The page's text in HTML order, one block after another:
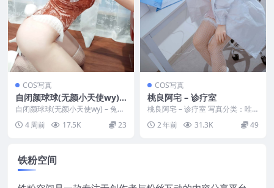
COS写真
自闭颜球球(无颜小天使wy) –
兔女郎
自闭颜球球(无颜小天使wy) – 兔女
郎 写真分类：唯美，参与模特：
自闭颜球球 ...
4 周前 17.5K 23
COS写真
桃良阿宅 – 诊疗室
桃良阿宅 – 诊疗室 写真分类：唯
美，参与模特：桃良阿宅 [资源大
小]：[118...
2 年前 31.3K 49
铁粉空间